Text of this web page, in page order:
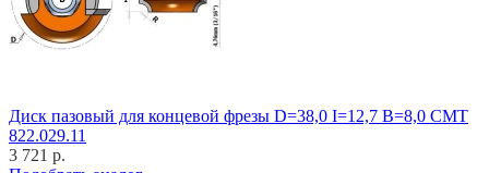
Диск пазовый для концевой фрезы D=38,0 I=12,7 B=8,0 CMT
822.029.11
3 721 р.